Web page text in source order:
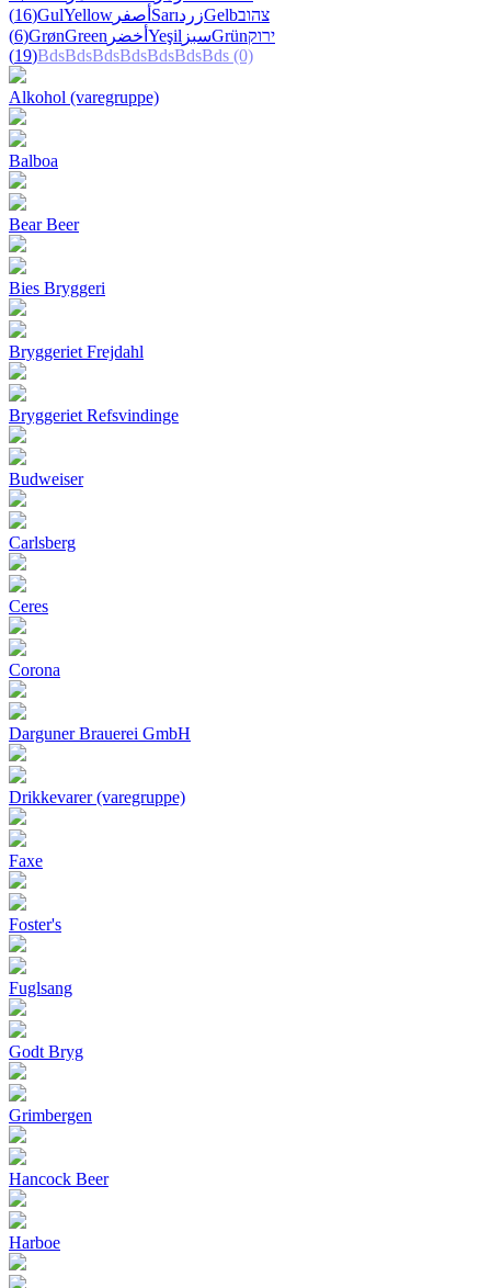
(16)GulYellow أصفر SarıزردGelbצהוב
(6)GrønGreen أخضر Yeşil سبزGrünירוק
(19)BdsBdsBdsBdsBdsBdsBds (0)
Alkohol (varegruppe)
Balboa
Bear Beer
Bies Bryggeri
Bryggeriet Frejdahl
Bryggeriet Refsvindinge
Budweiser
Carlsberg
Ceres
Corona
Darguner Brauerei GmbH
Drikkevarer (varegruppe)
Faxe
Foster's
Fuglsang
Godt Bryg
Grimbergen
Hancock Beer
Harboe